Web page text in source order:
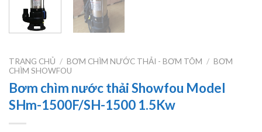
TRANG CHỦ / BƠM CHÌM NƯỚC THẢI - BƠM TÕM / BƠM
CHÌM SHOWFOU
Bơm chìm nước thải Showfou Model
SHm-1500F/SH-1500 1.5Kw